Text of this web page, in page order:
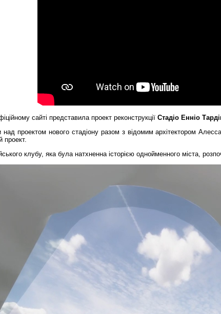
сайті представила проект реконструкції Стадіо Енніо
проектом нового стадіону разом з відомим архітектором
проект.
клубу, яка була натхненна історією однойменного міста,